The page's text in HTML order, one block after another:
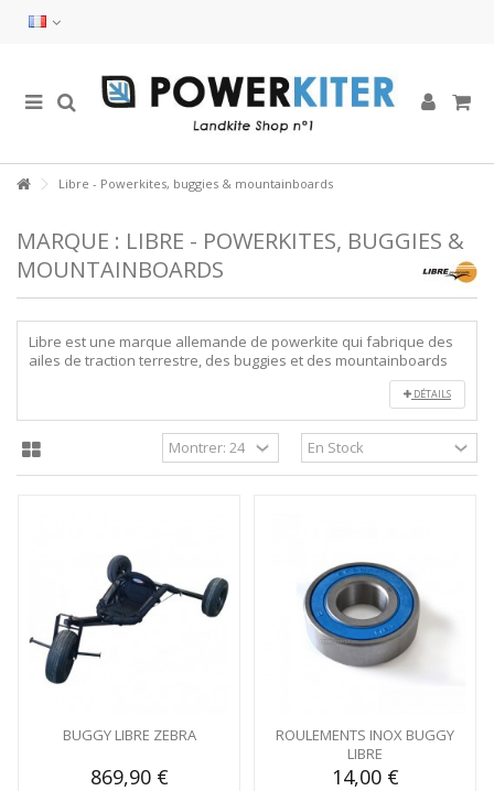
Libre - Powerkites, buggies & mountainboards
MARQUE : LIBRE - POWERKITES, BUGGIES &
MOUNTAINBOARDS
Libre est une marque allemande de powerkite qui fabrique des
ailes de traction terrestre, des buggies et des mountainboards
DÉTAILS
BUGGY LIBRE ZEBRA
869,90 €
ROULEMENTS INOX BUGGY
LIBRE
14,00 €